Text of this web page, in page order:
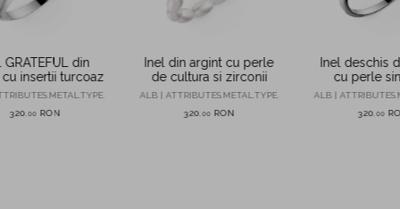
GRATEFUL din
insertii turcoaz
320 00 RON
Inel din argint cu perle
de cultura si zirconii
ALB | ATTRIBUTES.METAL.TYPE.
320 00 RON
Inel deschis
cu perle
ALB |
320 00